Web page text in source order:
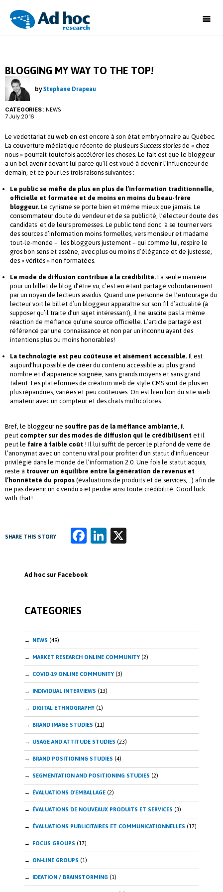
Ad
BLOGGING MY WAY TO THE TOP!
byStephane Drapeau
CATEGORIES: NEWS
7 July 2016
Le vedettariat du web en est encore à son état embryonnaire au Québec.
La couverture médiatique récente de plusieurs Success stories de « chez
nous » pourrait toutefois accélérer les choses. Le fait est que le bloggeur
a un bel avenir devant lui parce qu’il est voué à devenir l’influenceur de
demain, et ce pour les trois raisons suivantes :
Le public se méfie de plus en plus de l’information traditionnelle,
officielle et formatée et de moins en moins du beau-frère
bloggeur. Le cynisme se porte bien et même mieux que jamais. Le
consommateur doute du vendeur et de sa publicité, l’électeur doute des
candidats et de leurs promesses. Le public tend donc à se tourner vers
des sources d’information moins formelles, vers monsieur et madame
tout-le-monde – les bloggeurs justement – qui comme lui, respire le
gros bon sens et assène, avec plus ou moins d’élégance et de justesse,
des « vérités » non formatées.
Le mode de diffusion contribue à la crédibilité. La seule manière
pour un billet de blog d’être vu, c’est en étant partagé volontairement
par un noyau de lecteurs assidus. Quand une personne de l’entourage du
lecteur voit le billet d’un bloggeur apparaître sur son fil d’actualité (à
supposer qu’il traite d’un sujet intéressant), il ne suscite pas la même
réaction de méfiance qu’une source officielle. L’article partagé est
référencé par une connaissance et non par un inconnu ayant des
intentions plus ou moins honorables!
La technologie est peu coûteuse et aisément accessible. Il est
aujourd’hui possible de créer du contenu accessible au plus grand
nombre et d’apparence soignée, sans grands moyens et sans grand
talent. Les plateformes de création web de style CMS sont de plus en
plus répandues, variées et peu coûteuses. On est bien loin du site web
amateur avec un compteur et des chats multicolores.
Bref, le bloggeur ne souffre pas de la méfiance ambiante, il
peut compter sur des modes de diffusion qui le crédibilisent et il
peut le faire à faible coût ! Il lui suffit de percer le plafond de verre de
l’anonymat avec un contenu viral pour profiter d’un statut d’influenceur
privilégié dans le monde de l’information 2.0. Une fois le statut acquis,
reste à trouver un équilibre entre la génération de revenus et
l’honnêteté du propos (évaluations de produits et de services,…) afin de
ne pas devenir un « vendu » et perdre ainsi toute crédibilité. Good luck
with that!
SHARE THIS STORY
Fa
o
Li
Ad hoc sur Facebook
CATEGORIES
NEWS (49)
MARKET RESEARCH ONLINE COMMUNITY (2)
COVID-19 ONLINE COMMUNITY (3)
INDIVIDUAL INTERVIEWS (13)
DIGITAL ETHNOGRAPHY (1)
BRAND IMAGE STUDIES (11)
USAGE AND ATTITUDE STUDIES (23)
BRAND POSITIONING STUDIES (4)
SEGMENTATION AND POSITIONING STUDIES (2)
ÉVALUATIONS D'EMBALLAGE (2)
ÉVALUATIONS DE NOUVEAUX PRODUITS ET SERVICES (3)
ÉVALUATIONS PUBLICITAIRES ET COMMUNICATIONNELLES (17)
FOCUS GROUPS (17)
ON-LINE GROUPS (1)
IDEATION / BRAINSTORMING (1)